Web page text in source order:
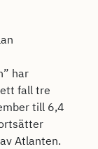
har
fall tre
till 6,4
Atlanten.